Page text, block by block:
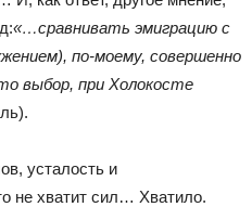
«…cравнивать эмиграцию с
по-моему, совершенно
выбор, при Холокосте
усталость и
не хватит сил… Хватило.